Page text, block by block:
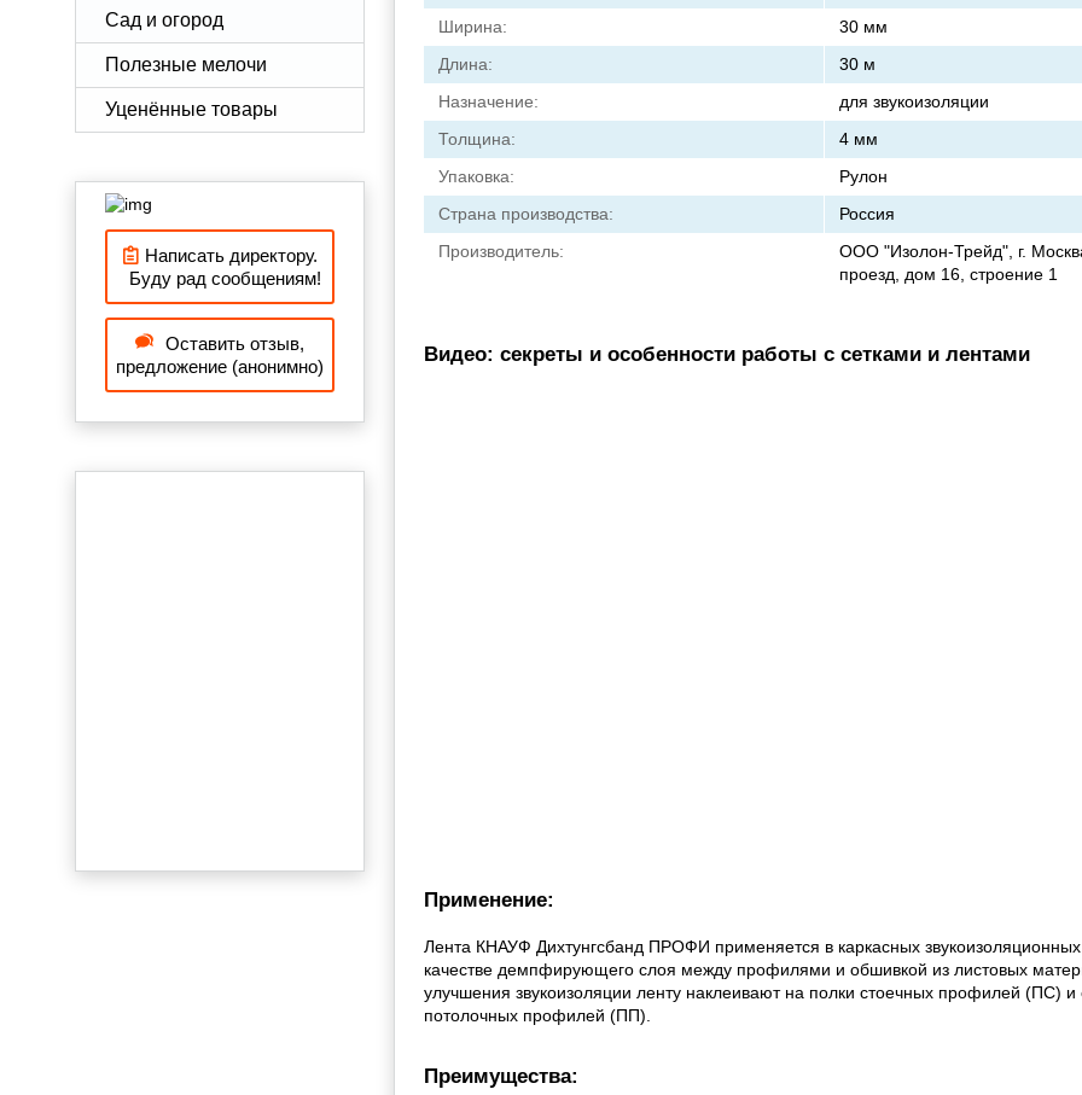
Сад и огород
Полезные мелочи
Уценённые товары
Написать директору.
Буду рад сообщениям!
Оставить отзыв,
предложение (анонимно)
Ширина:
30 мм
Длина:
30 м
Назначение:
для звукоизоляции
Толщина:
4 мм
Упаковка:
Рулон
Страна производства:
Россия
Производитель:
ООО "Изолон-Трейд", г.
проезд, дом 16, строение 1
Видео: секреты и особенности работы с сетками и лентами
Применение:
Лента КНАУФ Дихтунгсбанд ПРОФИ применяется в каркасных звукоизоляционных
качестве демпфирующего слоя между профилями и обшивкой из листовых
улучшения звукоизоляции ленту наклеивают на полки стоечных профилей (ПС) и
потолочных профилей (ПП).
Преимущества: